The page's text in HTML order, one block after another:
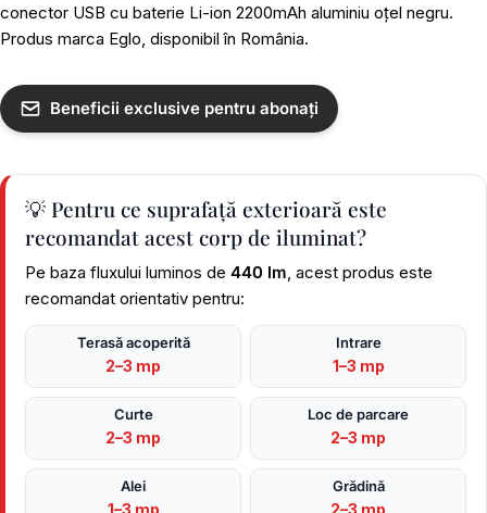
conector USB cu baterie Li-ion 2200mAh aluminiu oțel negru.
Produs marca Eglo, disponibil în România.
Beneficii exclusive pentru abonați
💡 Pentru ce suprafață exterioară este
recomandat acest corp de iluminat?
Pe baza fluxului luminos de 440 lm , acest produs este
recomandat orientativ pentru:
Terasă acoperită
2–3 mp
Intrare
1–3 mp
Curte
2–3 mp
Loc de parcare
2–3 mp
Alei
1–3 mp
Grădină
2–3 mp